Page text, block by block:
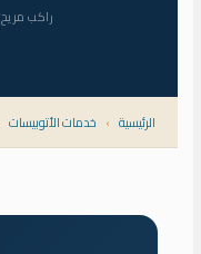
راكب مريح
الرئيسية › خدمات الأتوبيسات